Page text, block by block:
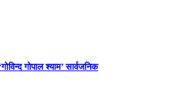
गोपाल श्याम’ सार्वजनिक